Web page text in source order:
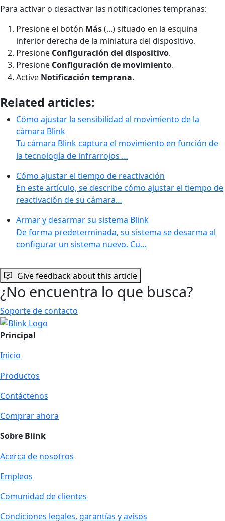
Para activar o desactivar las notificaciones tempranas:
Presione el botón Más(...) situado en la esquina
inferior derecha de la miniatura del dispositivo.
Presione Configuración del dispositivo.
Presione Configuración de movimiento.
Active Notificación temprana.
Related articles:
Cómo ajustar la sensibilidad al movimiento de la
cámara Blink
Tu cámara Blink captura el movimiento en función de
la tecnología de infrarrojos …
Cómo ajustar el tiempo de reactivación
En este artículo, se describe cómo ajustar el tiempo de
reactivación de su cámara…
Armar y desarmar su sistema Blink
De forma predeterminada, su sistema se desarma al
configurar un sistema nuevo. Cu…
Give feedback about this article
¿No encuentra lo que busca?
Soporte de contacto
Principal
Inicio
Productos
Contáctenos
Comprar ahora
Sobre Blink
Acerca de nosotros
Empleos
Comunidad de clientes
Condiciones legales, garantías y avisos